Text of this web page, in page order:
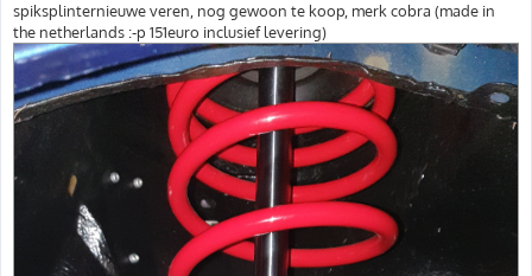
spiksplinternieuwe veren, nog gewoon te koop, merk cobra (made in
the netherlands :-p 151euro inclusief levering)